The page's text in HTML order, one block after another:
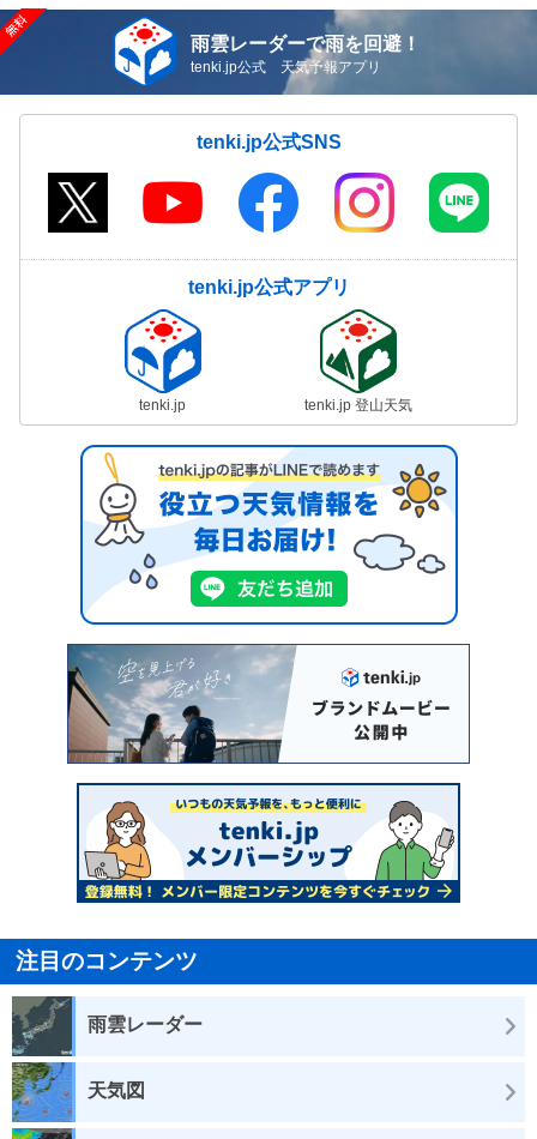
雨雲レーダーで雨を回避！
tenki.jp公式 天気予報アプリ
tenki.jp公式SNS
tenki.jp公式アプリ
tenki.jp tenki.jp 登山天気
注目のコンテンツ
雨雲レーダー
天気図